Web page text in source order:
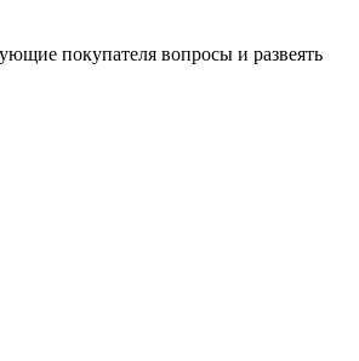
покупателя вопросы и развеять